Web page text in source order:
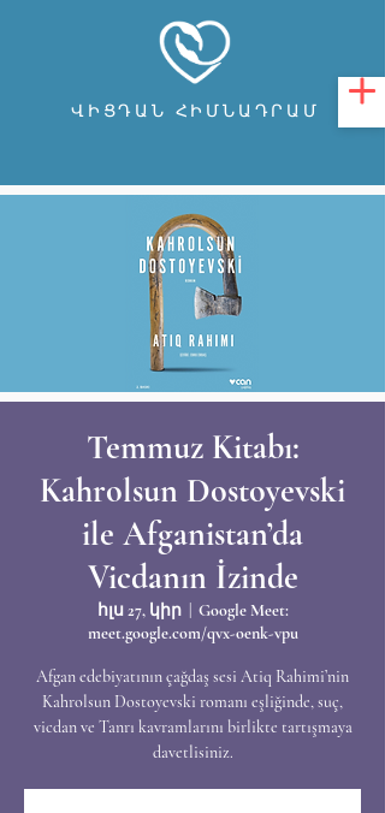
ՎԻՑԴԱՆ ՀԻՄՆԱԴՐԱՄ
Temmuz Kitabı:
Kahrolsun Dostoyevski
ile Afganistan’da
Vicdanın İzinde
հլս 27, կիր
  |
Google Meet:
meet.google.com/qvx-oenk-vpu
Afgan edebiyatının çağdaş sesi Atiq Rahimi’nin
Kahrolsun Dostoyevski romanı eşliğinde, suç,
vicdan ve Tanrı kavramlarını birlikte tartışmaya
davetlisiniz.